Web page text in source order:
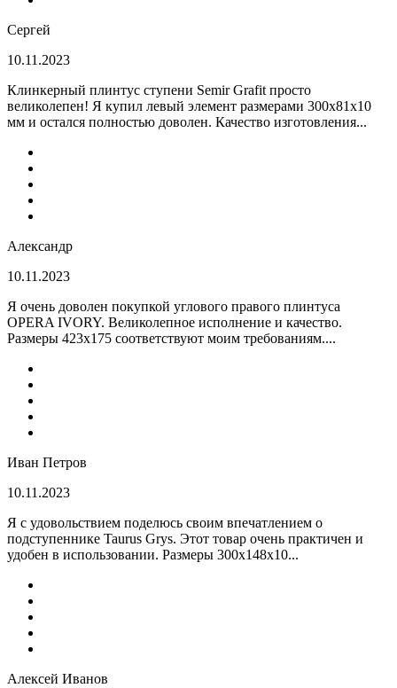
Сергей
10.11.2023
Клинкерный плинтус ступени Semir Grafit просто
великолепен! Я купил левый элемент размерами 300х81х10
мм и остался полностью доволен. Качество изготовления...
Александр
10.11.2023
Я очень доволен покупкой углового правого плинтуса
OPERA IVORY. Великолепное исполнение и качество.
Размеры 423х175 соответствуют моим требованиям....
Иван Петров
10.11.2023
Я с удовольствием поделюсь своим впечатлением о
подступеннике Taurus Grys. Этот товар очень практичен и
удобен в использовании. Размеры 300х148х10...
Алексей Иванов